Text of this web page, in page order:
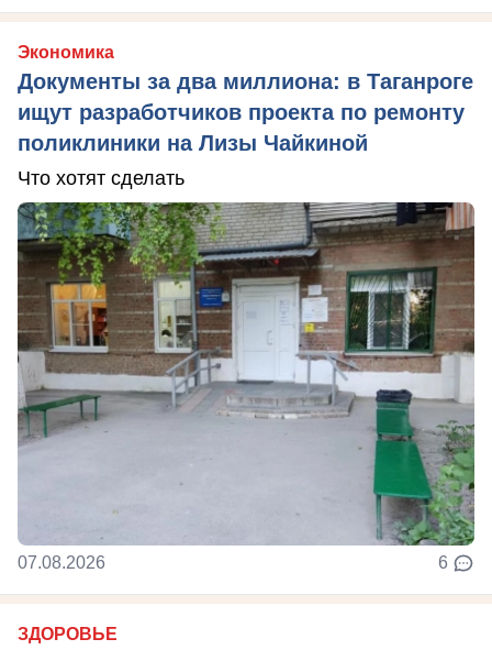
Экономика
Документы за два миллиона: в Таганроге
ищут разработчиков проекта по ремонту
поликлиники на Лизы Чайкиной
Что хотят сделать
07.08.2026 6
ЗДОРОВЬЕ